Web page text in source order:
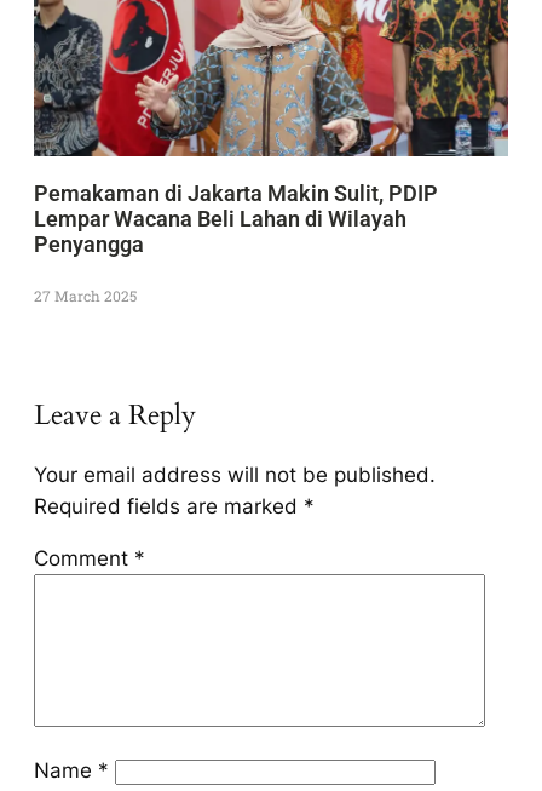
Pemakaman di Jakarta Makin Sulit, PDIP
Lempar Wacana Beli Lahan di Wilayah
Penyangga
27 March 2025
Leave a Reply
Your email address will not be published.
Required fields are marked *
Comment *
Name *